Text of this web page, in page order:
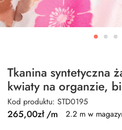
Tkanina syntetyczna
kwiaty na organzie,
Kod produktu: STD0195
265,00zł/m
2.2 m w